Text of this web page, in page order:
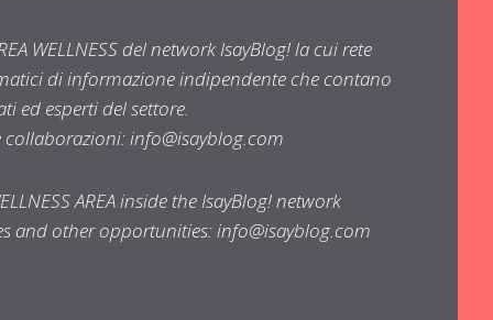
WELLNESS del network IsayBlog! la cui rete
di informazione indipendente che contano
ed esperti del settore.
collaborazioni:info@isayblog.com
AREA inside the IsayBlog! network
and other opportunities:info@isayblog.com